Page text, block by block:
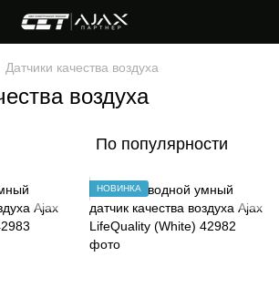
Датчики качества воздуха
воздуха
По популярности
НОВИНКА